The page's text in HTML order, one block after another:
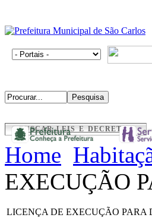
BUSCAR LEIS E DECRETOS
Home
EXECUÇÃO
LICENÇA DE EXECUÇÃO PARA